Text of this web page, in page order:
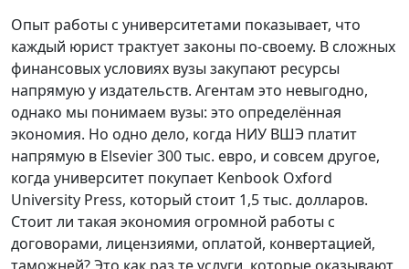
Опыт работы с университетами показывает, что
каждый юрист трактует законы по-своему. В сложных
финансовых условиях вузы закупают ресурсы
напрямую у издательств. Агентам это невыгодно,
однако мы понимаем вузы: это определённая
экономия. Но одно дело, когда НИУ ВШЭ платит
напрямую в Elsevier 300 тыс. евро, и совсем другое,
когда университет покупает Kenbook Oxford
University Press, который стоит 1,5 тыс. долларов.
Стоит ли такая экономия огромной работы с
договорами, лицензиями, оплатой, конвертацией,